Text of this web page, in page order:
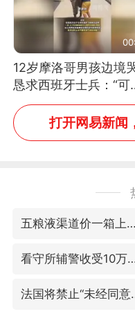
12岁摩洛哥男孩边境
恳求西班牙士兵：“可
可以不要把我遣返回
打开网易新闻
五粮液渠道价一箱上涨近百元
看守所辅警收受
法国将